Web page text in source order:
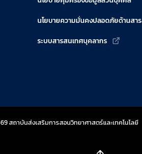
นโยบายความมั่นคงปลอดภัยด้านสา
ระบบสารสนเทศบุคลากร
สถาบันส่งเสริมการสอนวิทยาศาสตร์และเทคโนโลยี